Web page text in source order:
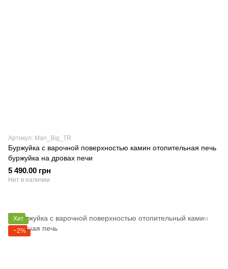
Артикул: Mari_Big_TR
Буржуйка с варочной поверхностью камин отопительная печь
буржуйка на дровах печи
5 490.00 грн
Нет в наличии
Хит
−2%